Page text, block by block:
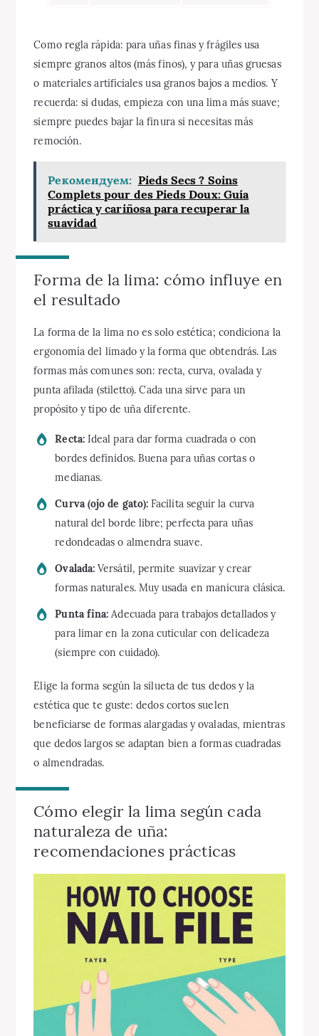
Como regla rápida: para uñas finas y frágiles usa
siempre granos altos (más finos), y para uñas gruesas
o materiales artificiales usa granos bajos a medios. Y
recuerda: si dudas, empieza con una lima más suave;
siempre puedes bajar la finura si necesitas más
remoción.
Рекомендуем: Pieds Secs ? Soins
Complets pour des Pieds Doux: Guía
práctica y cariñosa para recuperar la
suavidad
Forma de la lima: cómo influye en
el resultado
La forma de la lima no es solo estética; condiciona la
ergonomía del limado y la forma que obtendrás. Las
formas más comunes son: recta, curva, ovalada y
punta afilada (stiletto). Cada una sirve para un
propósito y tipo de uña diferente.
Recta:Ideal para dar forma cuadrada o con
bordes definidos. Buena para uñas cortas o
medianas.
Curva (ojo de gato): Facilita seguir la curva
natural del borde libre; perfecta para uñas
redondeadas o almendra suave.
Ovalada: Versátil, permite suavizar y crear
formas naturales. Muy usada en manicura clásica.
Punta fina: Adecuada para trabajos detallados y
para limar en la zona cuticular con delicadeza
(siempre con cuidado).
Elige la forma según la silueta de tus dedos y la
estética que te guste: dedos cortos suelen
beneficiarse de formas alargadas y ovaladas, mientras
que dedos largos se adaptan bien a formas cuadradas
o almendradas.
Cómo elegir la lima según cada
naturaleza de uña:
recomendaciones prácticas